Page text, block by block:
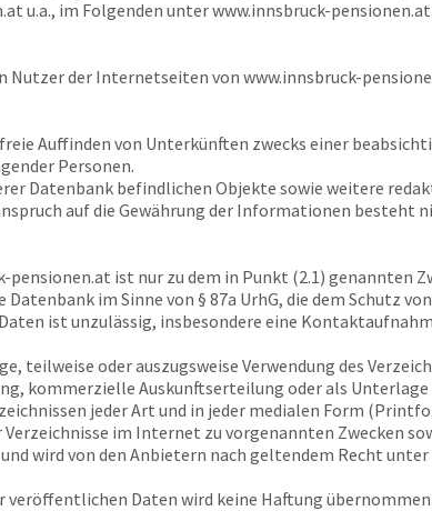
u.a., im Folgenden unterwww.innsbruck-pensionen.at
Nutzer der Internetseiten von www.innsbruck-
Auffinden von Unterkünften zwecks einer
Personen.
Datenbank befindlichen Objekte sowie weitere
auf die Gewährung der Informationen besteht
pensionen.at ist nur zu dem in Punkt (2.1) genannten
im Sinne von § 87a UrhG, die dem Schutz
ist unzulässig, insbesondere eine
teilweise oder auszugsweise Verwendung des
kommerzielle Auskunftserteilung oder als
jeder Art und in jeder medialen Form
im Internet zu vorgenannten Zwecken
wird von den Anbietern nach geltendem Recht unter
veröffentlichen Daten wird keine Haftung